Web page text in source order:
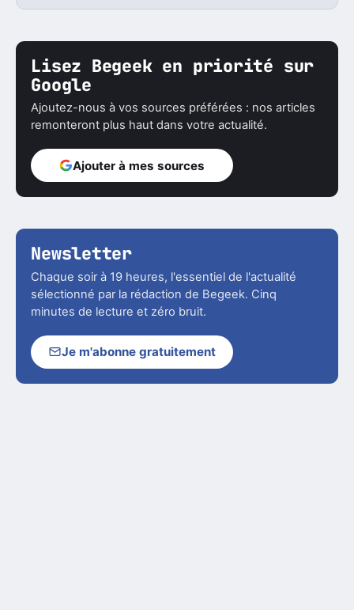
Lisez Begeek en priorité sur
Google
Ajoutez-nous à vos sources préférées : nos articles
remonteront plus haut dans votre actualité.
Ajouter à mes sources
Newsletter
Chaque soir à 19 heures, l'essentiel de l'actualité
sélectionné par la rédaction de Begeek. Cinq
minutes de lecture et zéro bruit.
Je m'abonne gratuitement